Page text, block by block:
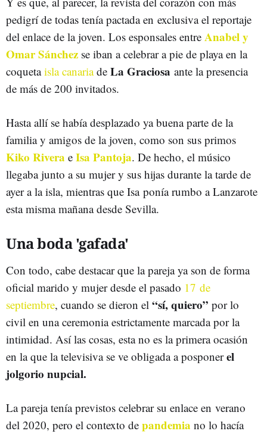
pedigrí de todas tenía pactada en exclusiva el reportaje
del enlace de la joven. Los esponsales entre Anabel y
Omar Sánchez se iban a celebrar a pie de playa en la
coquetaisla canariade La Graciosa ante la presencia
de más de 200 invitados.
Hasta allí se había desplazado ya buena parte de la
familia y amigos de la joven, como son sus primos
Kiko Rivera e Isa Pantoja. De hecho, el músico
llegaba junto a su mujer y sus hijas durante la tarde de
ayer a la isla, mientras que Isa ponía rumbo a Lanzarote
esta misma mañana desde Sevilla.
Una boda 'gafada'
Con todo, cabe destacar que la pareja ya son de forma
oficial marido y mujer desde el pasado 17 de
septiembre, cuando se dieron el “sí, quiero” por lo
civil en una ceremonia estrictamente marcada por la
intimidad. Así las cosas, esta no es la primera ocasión
en la que la televisiva se ve obligada a posponerel
jolgorio nupcial.
La pareja tenía previstos celebrar su enlace en verano
del 2020, pero el contexto de pandemia no lo hacía